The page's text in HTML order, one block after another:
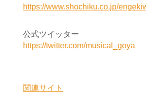
https://www.shochiku.co.jp/
公式ツイッター
https://twitter.com/musical_goya
関連サイト